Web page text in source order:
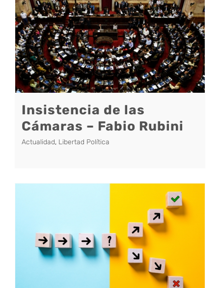
Insistencia de las
Cámaras – Fabio Rubini
Actualidad, Libertad Política